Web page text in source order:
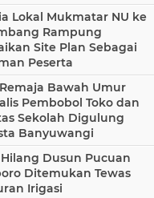
Lokal Mukmatar NU ke
Rampung
Site Plan Sebagai
Peserta
Bawah Umur
Pembobol Toko dan
Sekolah Digulung
Banyuwangi
Dusun Pucuan
Ditemukan Tewas
Irigasi